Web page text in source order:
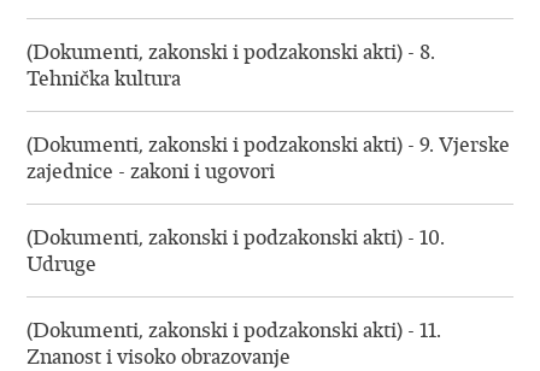
(Dokumenti, zakonski i podzakonski akti) - 8.
Tehnička kultura
(Dokumenti, zakonski i podzakonski akti) - 9. Vjerske
zajednice - zakoni i ugovori
(Dokumenti, zakonski i podzakonski akti) - 10.
Udruge
(Dokumenti, zakonski i podzakonski akti) - 11.
Znanost i visoko obrazovanje